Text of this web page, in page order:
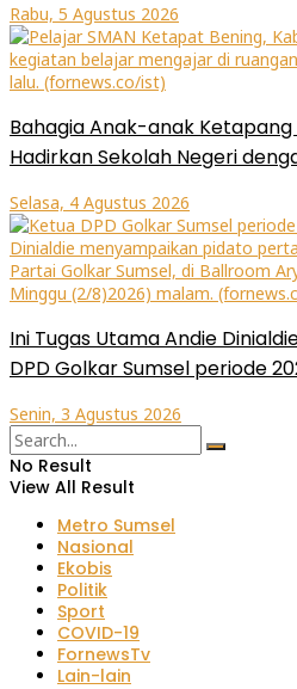
Rabu, 5 Agustus 2026
Bahagia Anak-anak Ketapang
Hadirkan Sekolah Negeri
Selasa, 4 Agustus 2026
Ini Tugas Utama Andie
DPD Golkar Sumsel periode
Senin, 3 Agustus 2026
No Result
View All Result
Metro Sumsel
Nasional
Ekobis
Politik
Sport
COVID-19
FornewsTv
Lain-lain